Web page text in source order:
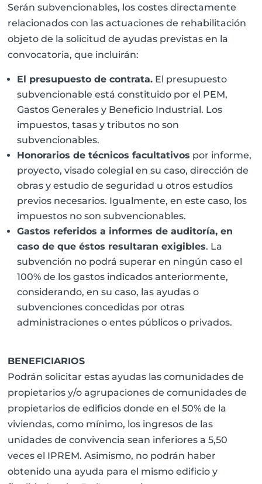
Serán subvencionables, los costes directamente
relacionados con las actuaciones de rehabilitación
objeto de la solicitud de ayudas previstas en la
convocatoria, que incluirán:
El presupuesto de contrata. El presupuesto
subvencionable está constituido por el PEM,
Gastos Generales y Beneficio Industrial. Los
impuestos, tasas y tributos no son
subvencionables.
Honorarios de técnicos facultativos por informe,
proyecto, visado colegial en su caso, dirección de
obras y estudio de seguridad u otros estudios
previos necesarios. Igualmente, en este caso, los
impuestos no son subvencionables.
Gastos referidos a informes de auditoría, en
caso de que éstos resultaran exigibles. La
subvención no podrá superar en ningún caso el
100% de los gastos indicados anteriormente,
considerando, en su caso, las ayudas o
subvenciones concedidas por otras
administraciones o entes públicos o privados.
BENEFICIARIOS
Podrán solicitar estas ayudas las comunidades de
propietarios y/o agrupaciones de comunidades de
propietarios de edificios donde en el 50% de la
viviendas, como mínimo, los ingresos de las
unidades de convivencia sean inferiores a 5,50
veces el IPREM. Asimismo, no podrán haber
obtenido una ayuda para el mismo edificio y